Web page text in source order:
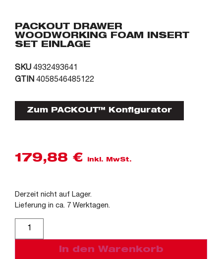
PACKOUT DRAWER
WOODWORKING FOAM INSERT
SET EINLAGE
SKU 4932493641
GTIN 4058546485122
Zum PACKOUT™ Konfigurator
179,88 € inkl. MwSt.
Derzeit nicht auf Lager.
Lieferung in ca. 7 Werktagen.
In den Warenkorb